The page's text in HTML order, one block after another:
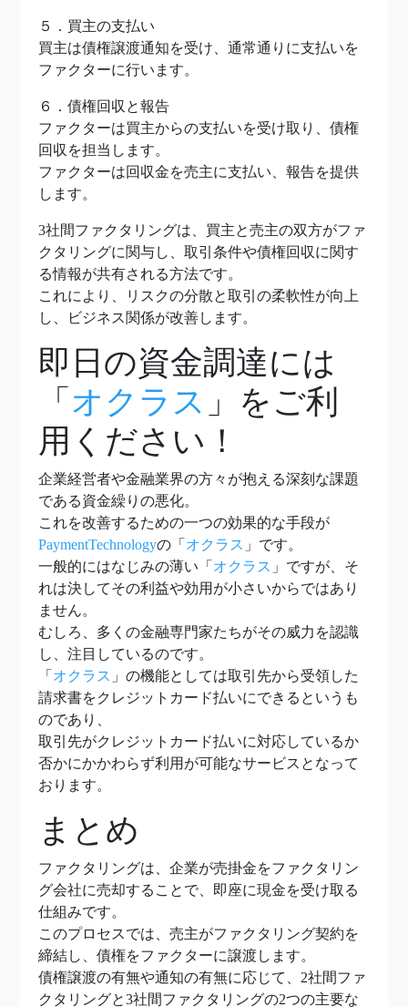
５．買主の支払い
買主は債権譲渡通知を受け、通常通りに支払いを
ファクターに行います。
６．債権回収と報告
ファクターは買主からの支払いを受け取り、債権
回収を担当します。
ファクターは回収金を売主に支払い、報告を提供
します。
3社間ファクタリングは、買主と売主の双方がファ
クタリングに関与し、取引条件や債権回収に関す
る情報が共有される方法です。
これにより、リスクの分散と取引の柔軟性が向上
し、ビジネス関係が改善します。
即日の資金調達には
「 オクラス 」をご利
用ください！
企業経営者や金融業界の方々が抱える深刻な課題
である資金繰りの悪化。
これを改善するための一つの効果的な手段が
PaymentTechnologyの「 オクラス 」です。
一般的にはなじみの薄い「 オクラス 」ですが、そ
れは決してその利益や効用が小さいからではあり
ません。
むしろ、多くの金融専門家たちがその威力を認識
し、注目しているのです。
「 オクラス 」の機能としては取引先から受領した
請求書をクレジットカード払いにできるというも
のであり、
取引先がクレジットカード払いに対応しているか
否かにかかわらず利用が可能なサービスとなって
おります。
まとめ
ファクタリングは、企業が売掛金をファクタリン
グ会社に売却することで、即座に現金を受け取る
仕組みです。
このプロセスでは、売主がファクタリング契約を
締結し、債権をファクターに譲渡します。
債権譲渡の有無や通知の有無に応じて、2社間ファ
クタリングと3社間ファクタリングの2つの主要な